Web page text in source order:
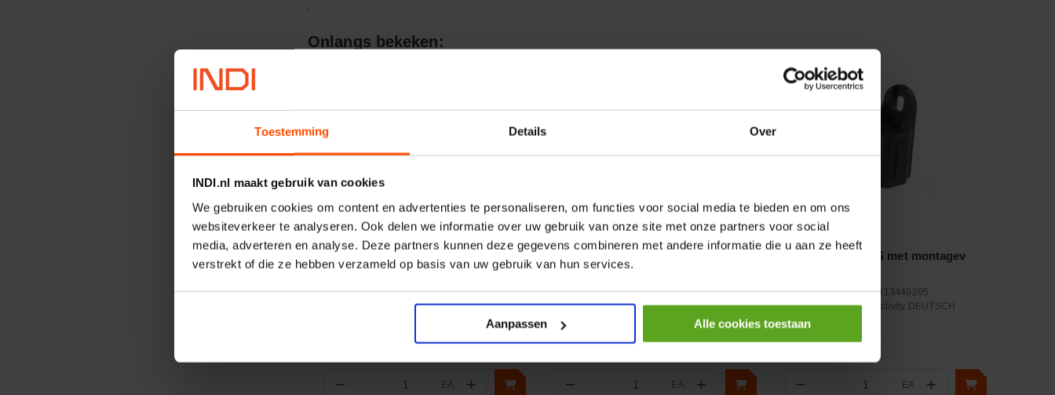
Toestemming Details Over
INDI.nl maakt gebruik van cookies
We gebruiken cookies om content en advertenties te personaliseren, om functies voor social media te bieden en om ons
websiteverkeer te analyseren. Ook delen we informatie over uw gebruik van onze site met onze partners voor social
media, adverteren en analyse. Deze partners kunnen deze gegevens combineren met andere informatie die u aan ze heeft
verstrekt of die ze hebben verzameld op basis van uw gebruik van hun services.
Aanpassen Alle cookies toestaan
Onlangs bekeken:
Vergelijken
Zeskantbout
Artikelnummer:4899079FPT
FPT Industrial
− EA +
Vergelijken
Artikelnummer:465900060
Merknaam:Arag
− EA +
Vergelijken
Blindkap DT04-2S met montagev
Artikelnummer:DS10113440205
Merknaam:TE Connectivity DEUTSCH
− EA +